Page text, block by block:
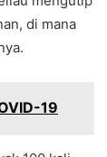
di mana
19